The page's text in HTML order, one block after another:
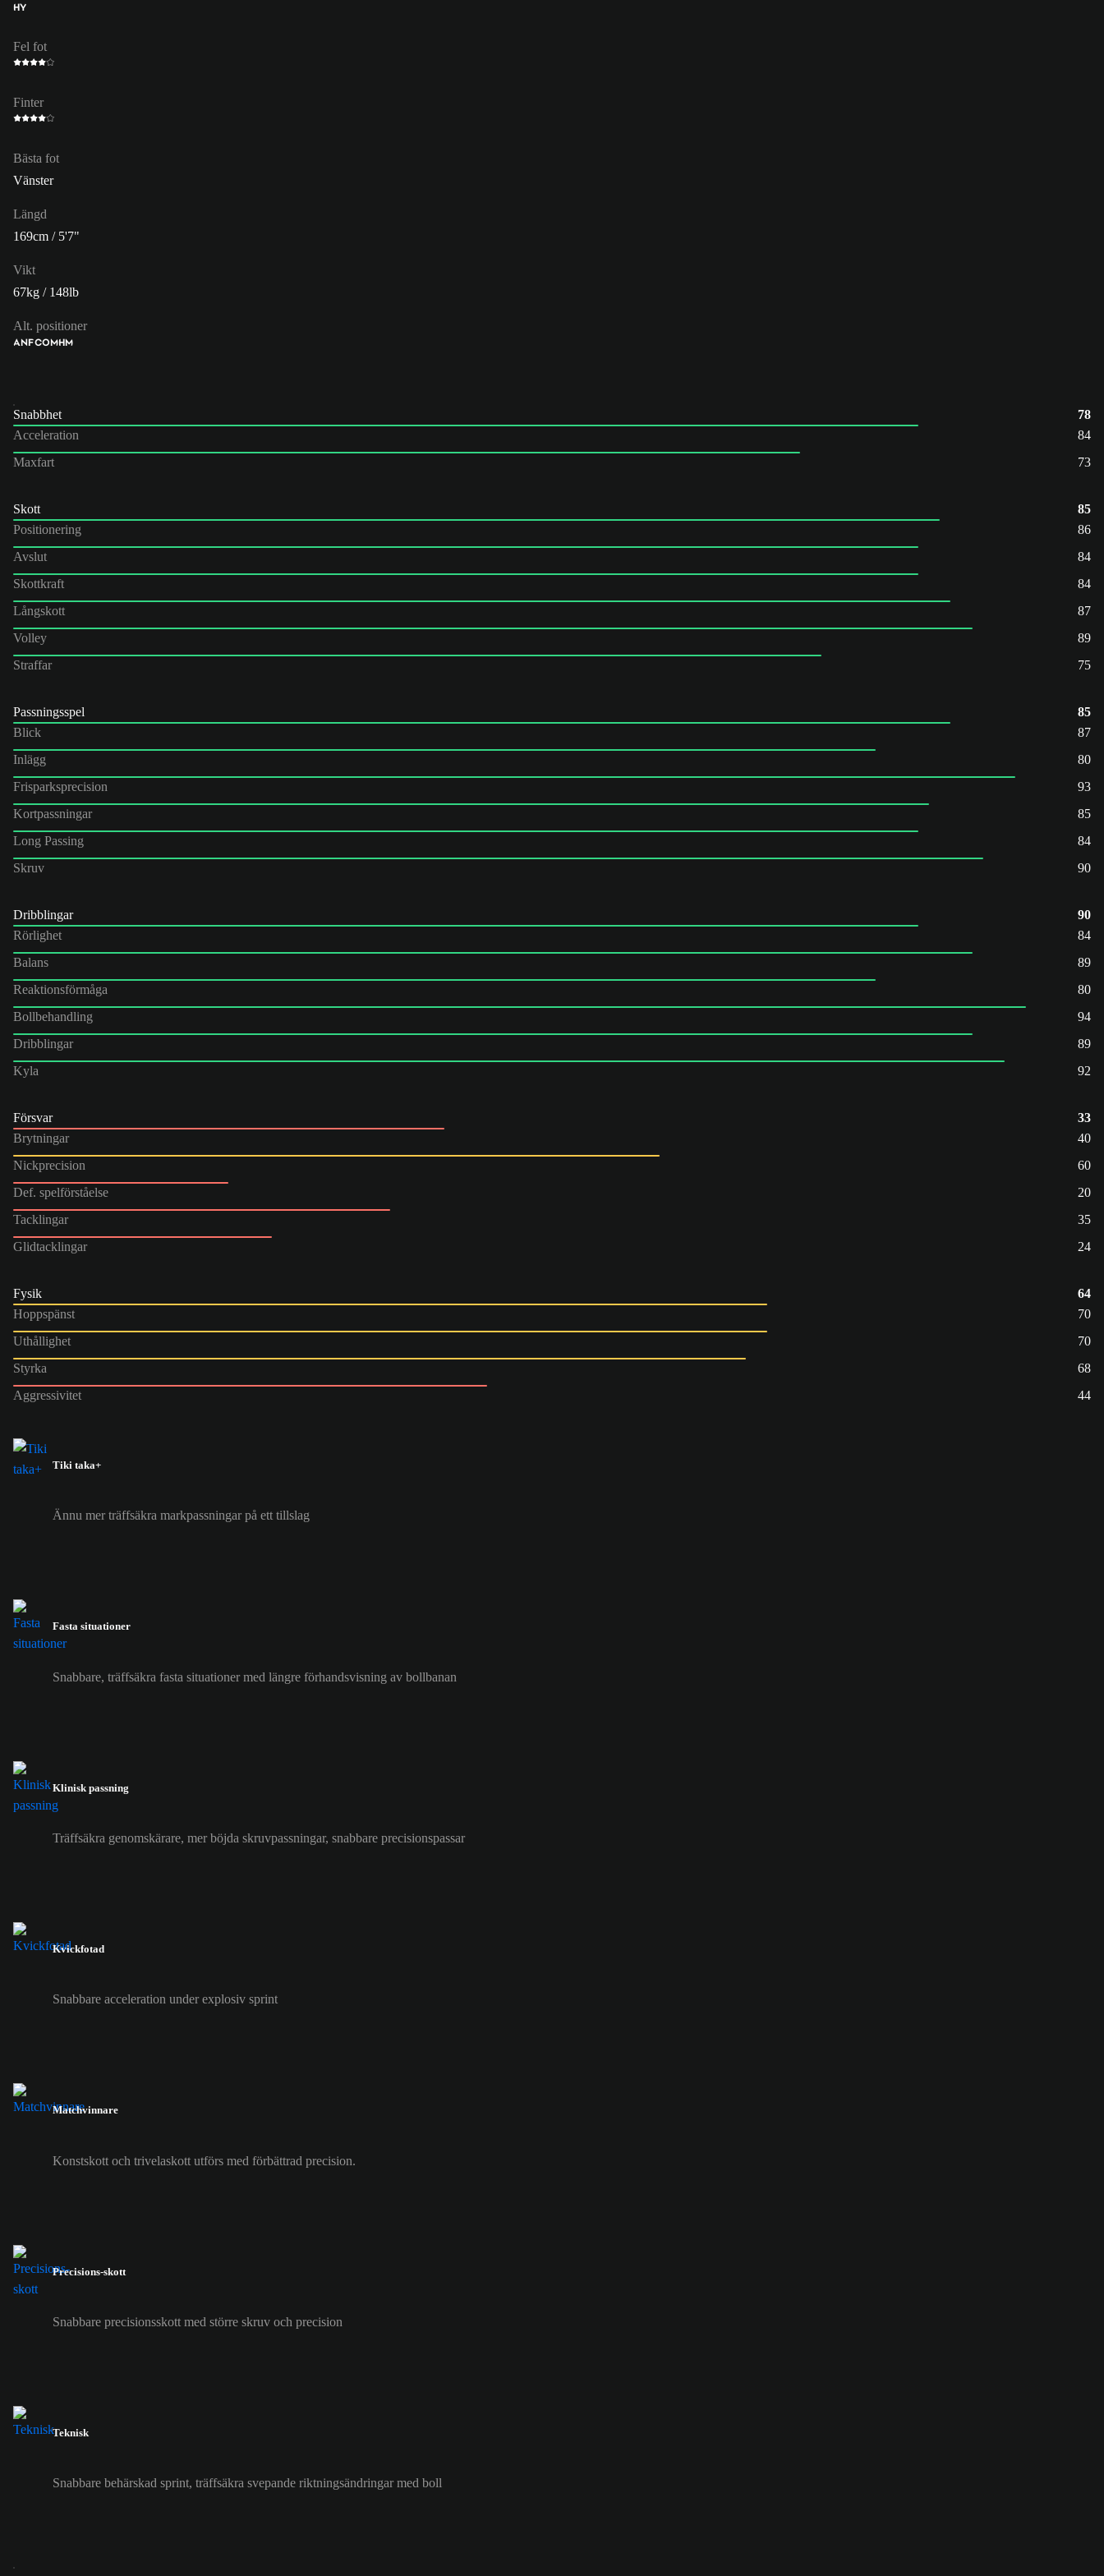
HY
Fel fot
Finter
Bästa fot
Vänster
Längd
169cm / 5'7"
Vikt
67kg / 148lb
Alt. positioner
ANFCOMHM
Snabbhet
78
Acceleration
84
Maxfart
73
Skott
85
Positionering
86
Avslut
84
Skottkraft
84
Långskott
87
Volley
89
Straffar
75
Passningsspel
85
Blick
87
Inlägg
80
Frisparksprecision
93
Kortpassningar
85
Long Passing
84
Skruv
90
Dribblingar
90
Rörlighet
84
Balans
89
Reaktionsförmåga
80
Bollbehandling
94
Dribblingar
89
Kyla
92
Försvar
33
Brytningar
40
Nickprecision
60
Def. spelförståelse
20
Tacklingar
35
Glidtacklingar
24
Fysik
64
Hoppspänst
70
Uthållighet
70
Styrka
68
Aggressivitet
44
Tiki taka+
Ännu mer träffsäkra markpassningar på ett tillslag
Fasta situationer
Snabbare, träffsäkra fasta situationer med längre förhandsvisning av bollbanan
Klinisk passning
Träffsäkra genomskärare, mer böjda skruvpassningar, snabbare precisionspassar
Kvickfotad
Snabbare acceleration under explosiv sprint
Matchvinnare
Konstskott och trivelaskott utförs med förbättrad precision.
Precisions-skott
Snabbare precisionsskott med större skruv och precision
Teknisk
Snabbare behärskad sprint, träffsäkra svepande riktningsändringar med boll